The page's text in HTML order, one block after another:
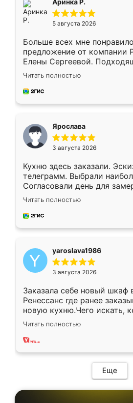
Аринка Р.
5 августа 2026
Больше всех мне
предложение от компании
Елены Сергеевой.
короткие сроки
для замера сотрудник
предложил по моему
Читать полностью
Ярослава
3 августа 2026
Кухню здесь заказали.
телеграмм. Выбрали
Согласовали день для
недели кухня была уже
довольны работой. Спасибо
мебель за качественную
Читать полностью
yaroslava1986
3 августа 2026
Заказала себе новый шкаф
Ренессанс где ранее
новую кухню.Чего искать,
вполне довольна. Служит
два года, нареканий нет.
Читать полностью
Еще